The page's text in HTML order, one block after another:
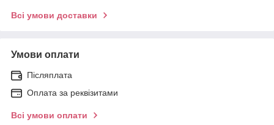
Всі умови доставки
Умови оплати
Післяплата
Оплата за реквізитами
Всі умови оплати